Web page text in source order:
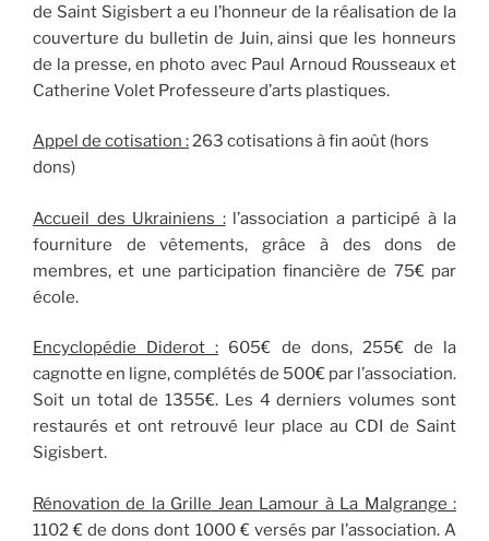
de Saint Sigisbert a eu l’honneur de la réalisation de la
couverture du bulletin de Juin, ainsi que les honneurs
de la presse, en photo avec Paul Arnoud Rousseaux et
Catherine Volet Professeure d’arts plastiques.
Appel de cotisation :263 cotisations à fin août (hors
dons)
Accueil des Ukrainiens :l’association a participé à la
fourniture de vêtements, grâce à des dons de
membres, et une participation financière de 75€ par
école.
Encyclopédie Diderot : 605€ de dons, 255€ de la
cagnotte en ligne, complétés de 500€ par l’association.
Soit un total de 1355€. Les 4 derniers volumes sont
restaurés et ont retrouvé leur place au CDI de Saint
Sigisbert.
Rénovation de la Grille Jean Lamour à La Malgrange :
1102 € de dons dont 1000 € versés par l’association. A